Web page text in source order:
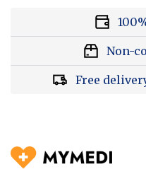
Non-
Free